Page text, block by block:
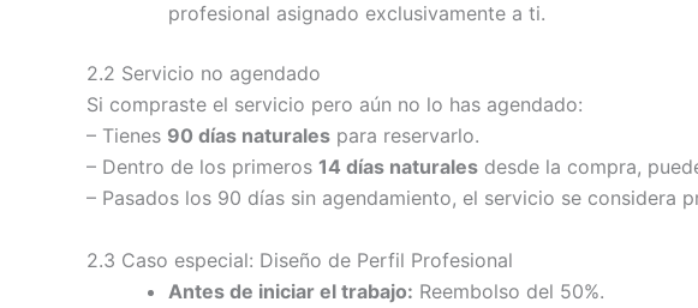
profesional asignado exclusivamente a ti.
2.2 Servicio no agendado
Si compraste el servicio pero aún no lo has agendado:
– Tienes 90 días naturales para reservarlo.
– Dentro de los primeros 14 días naturales desde la compra,
– Pasados los 90 días sin agendamiento, el servicio se considera
2.3 Caso especial: Diseño de Perfil Profesional
Antes de iniciar el trabajo: Reembolso del 50%.